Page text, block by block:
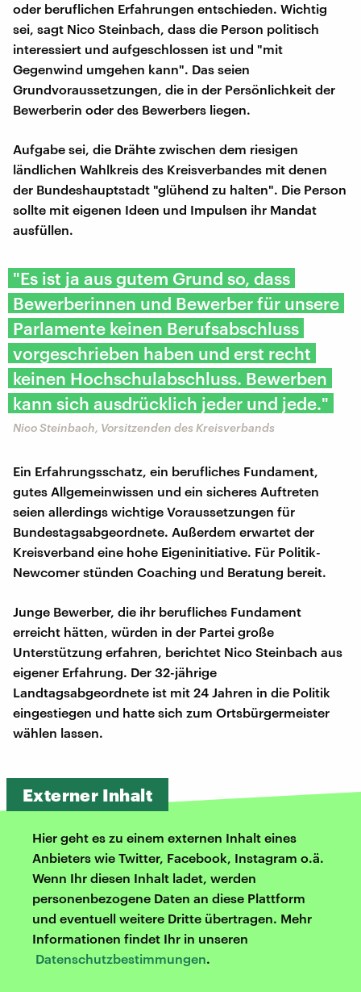
oder beruflichen Erfahrungen entschieden. Wichtig
sei, sagt Nico Steinbach, dass die Person politisch
interessiert und aufgeschlossen ist und "mit
Gegenwind umgehen kann". Das seien
Grundvoraussetzungen, die in der Persönlichkeit der
Bewerberin oder des Bewerbers liegen.
Aufgabe sei, die Drähte zwischen dem riesigen
ländlichen Wahlkreis des Kreisverbandes mit denen
der Bundeshauptstadt "glühend zu halten". Die Person
sollte mit eigenen Ideen und Impulsen ihr Mandat
ausfüllen.
"Es ist ja aus gutem Grund so, dass
Bewerberinnen und Bewerber für unsere
Parlamente keinen Berufsabschluss
vorgeschrieben haben und erst recht
keinen Hochschulabschluss. Bewerben
kann sich ausdrücklich jeder und jede."
Nico Steinbach, Vorsitzenden des Kreisverbands
Ein Erfahrungsschatz, ein berufliches Fundament,
gutes Allgemeinwissen und ein sicheres Auftreten
seien allerdings wichtige Voraussetzungen für
Bundestagsabgeordnete. Außerdem erwartet der
Kreisverband eine hohe Eigeninitiative. Für Politik-
Newcomer stünden Coaching und Beratung bereit.
Junge Bewerber, die ihr berufliches Fundament
erreicht hätten, würden in der Partei große
Unterstützung erfahren, berichtet Nico Steinbach aus
eigener Erfahrung. Der 32-jährige
Landtagsabgeordnete ist mit 24 Jahren in die Politik
eingestiegen und hatte sich zum Ortsbürgermeister
wählen lassen.
Externer Inhalt
Hier geht es zu einem externen Inhalt eines
Anbieters wie Twitter, Facebook, Instagram o.ä.
Wenn Ihr diesen Inhalt ladet, werden
personenbezogene Daten an diese Plattform
und eventuell weitere Dritte übertragen. Mehr
Informationen findet Ihr in unseren
Datenschutzbestimmungen.